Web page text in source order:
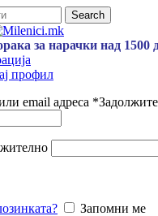
Search
за нарачки над 1500
профил
email адреса *
Запомни ме